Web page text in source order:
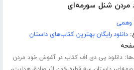
مردن شنل سورمه‌ای
وهمی
دانلود رایگان بهترین کتاب‌های داستان
دانلود پی دی اف کتاب در آغوش خود مردن